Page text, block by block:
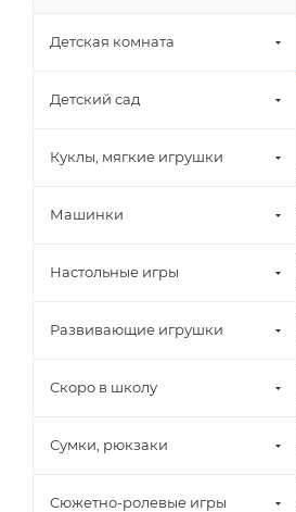
Детская комната
Детский сад
Куклы, мягкие игрушки
Машинки
Настольные игры
Развивающие игрушки
Скоро в школу
Сумки, рюкзаки
Сюжетно-ролевые игры